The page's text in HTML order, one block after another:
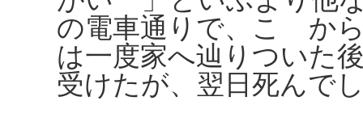
の電車通りで、こゝか
は一度家へ辿りついた
受けたが、翌日死んで